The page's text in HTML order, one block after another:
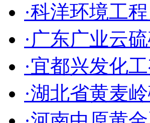
·科洋环境工
·广东广业云
·宜都兴发化
·湖北省黄麦